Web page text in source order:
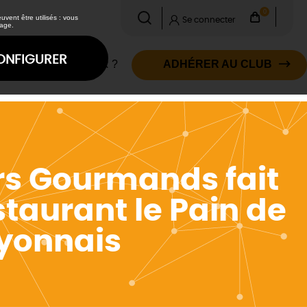
être utilisés : vous
0
Se connecter
ADHÉRER ? ADHÉRER AU CLUB
Gourmands fait
le Pain de